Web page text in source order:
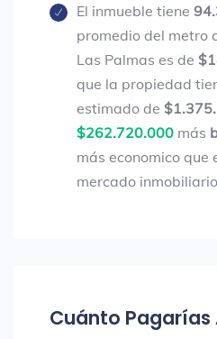
El inmueble tiene
promedio del metro
Las Palmas es de
que la propiedad
estimado de
$262.720.000 más
más economico que
mercado
Cuánto Pagarías